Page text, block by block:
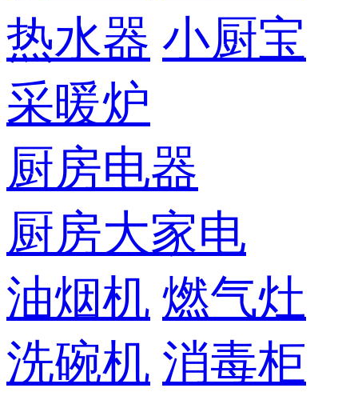
热水器 小厨宝
采暖炉
厨房电器
厨房大家电
油烟机 燃气灶
洗碗机 消毒柜